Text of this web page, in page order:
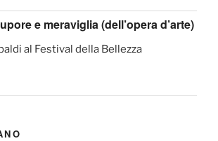
e meraviglia (dell’opera d’arte)